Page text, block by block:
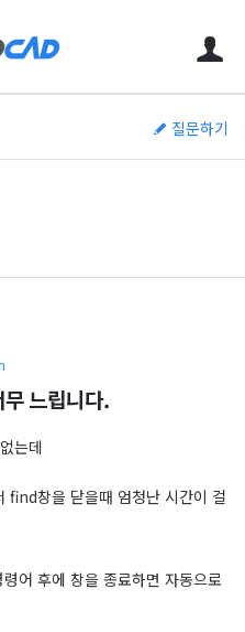
질문하기
느립니다.
는데
find창을 닫을때 엄청난 시간이 걸
어 후에 창을 종료하면 자동으로